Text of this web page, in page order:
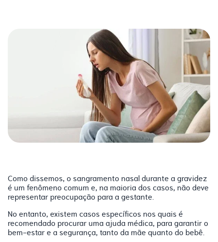
Como dissemos, o sangramento nasal durante a gravidez
é um fenômeno comum e, na maioria dos casos, não deve
representar preocupação para a gestante.
No entanto, existem casos específicos nos quais é
recomendado procurar uma ajuda médica, para garantir o
bem-estar e a segurança, tanto da mãe quanto do bebê.